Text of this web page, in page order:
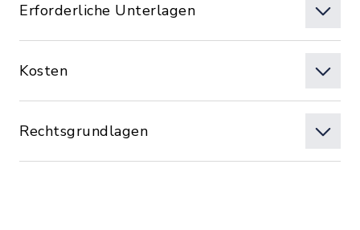
Erforderliche Unterlagen
Kosten
Rechtsgrundlagen